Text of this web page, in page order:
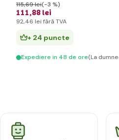
111,88 lei
115,69 lei(-3 %)
92,46 lei fără TVA
+ 24 puncte
Expediere in 48 de ore(La